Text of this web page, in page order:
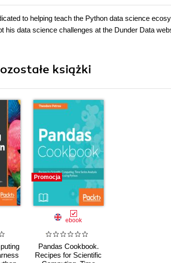
to helping teach the Python data science
his data science challenges at the Dunder Data
książki
Promocja
ebook
Pandas Cookbook.
Recipes for Scientific